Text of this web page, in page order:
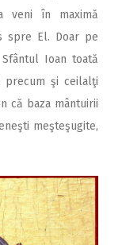
veni în maximă
spre El. Doar pe
Ioan toată
precum şi ceilalţi
că baza mântuirii
meşteşugite,